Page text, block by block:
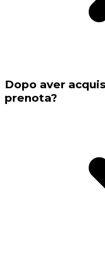
Dopo aver
prenota?